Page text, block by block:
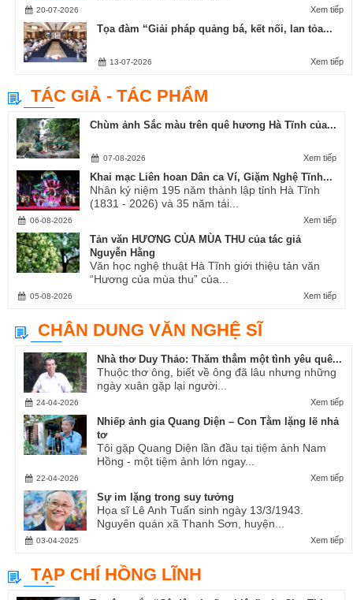
Xem tiếp
20-07-2026
Tọa đàm “Giải pháp quảng bá, kết nối, lan tỏa...
Xem tiếp
13-07-2026
TÁC GIẢ - TÁC PHẨM
Chùm ảnh Sắc màu trên quê hương Hà Tĩnh của...
Xem tiếp
07-08-2026
Khai mạc Liên hoan Dân ca Ví, Giặm Nghệ Tĩnh...
Nhân kỷ niệm 195 năm thành lập tỉnh Hà Tĩnh
(1831 - 2026) và 35 năm tái...
Xem tiếp
06-08-2026
Tản văn HƯƠNG CỦA MÙA THU của tác giả
Nguyễn Hằng
Văn học nghệ thuật Hà Tĩnh giới thiệu tản văn
“Hương của mùa thu” của...
Xem tiếp
05-08-2026
CHÂN DUNG VĂN NGHỆ SĨ
Nhà thơ Duy Thảo: Thăm thẳm một tình yêu quê...
Thuộc thơ ông, biết về ông đã lâu nhưng những
ngày xuân gặp lại người...
Xem tiếp
24-04-2026
Nhiếp ảnh gia Quang Diện – Con Tằm lặng lẽ nhả
tơ
Tôi gặp Quang Diện lần đầu tại tiệm ảnh Nam
Hồng - một tiệm ảnh lớn ngay...
Xem tiếp
22-04-2026
Sự im lặng trong suy tưởng
Họa sĩ Lê Anh Tuấn sinh ngày 13/3/1943.
Nguyên quán xã Thanh Sơn, huyện...
Xem tiếp
03-04-2025
TẠP CHÍ HỒNG LĨNH